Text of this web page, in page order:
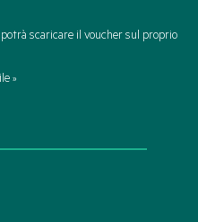
scaricare il voucher sul proprio
»